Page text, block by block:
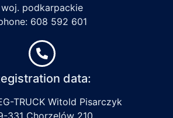
woj. podkarpackie
608 592 601
data:
TRUCK Witold Pisarczyk
331 Chorzelów 210